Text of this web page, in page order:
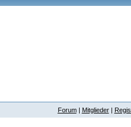
Forum| Mitglieder|